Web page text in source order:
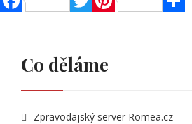
Co děláme
Zpravodajský server Romea.cz